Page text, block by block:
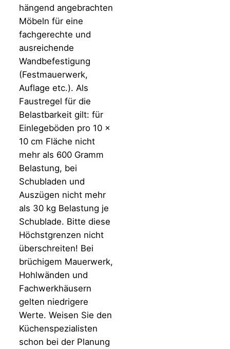
hängend angebrachten
Möbeln für eine
fachgerechte und
ausreichende
Wandbefestigung
(Festmauerwerk,
Auflage etc.). Als
Faustregel für die
Belastbarkeit gilt: für
Einlegeböden pro 10 x
10 cm Fläche nicht
mehr als 600 Gramm
Belastung, bei
Schubladen und
Auszügen nicht mehr
als 30 kg Belastung je
Schublade. Bitte diese
Höchstgrenzen nicht
überschreiten! Bei
brüchigem Mauerwerk,
Hohlwänden und
Fachwerkhäusern
gelten niedrigere
Werte. Weisen Sie den
Küchenspezialisten
schon bei der Planung